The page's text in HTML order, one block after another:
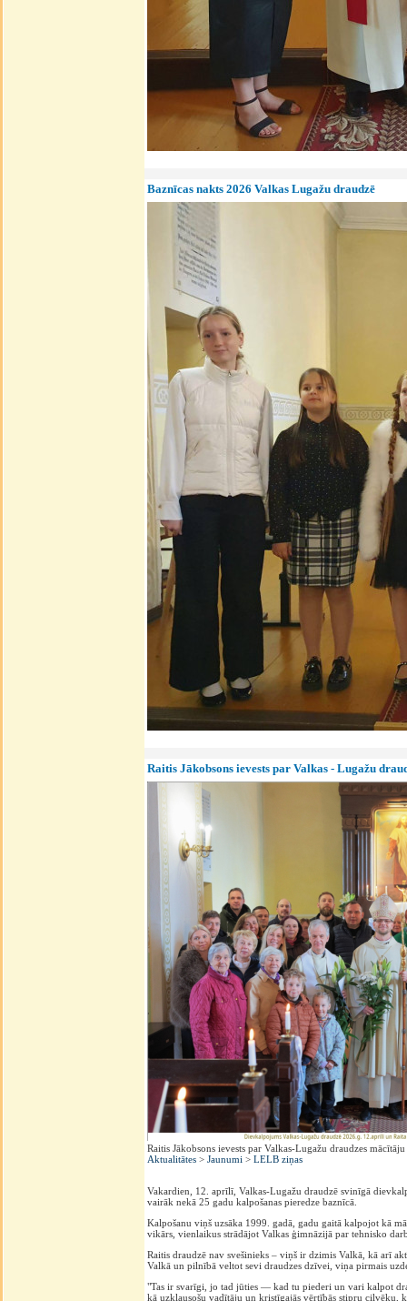
Baznīcas nakts 2026 Valkas Lugažu draudzē
Raitis Jākobsons ievests par Valkas - Lugažu
Raitis Jākobsons ievests par Valkas-Lugažu draudzes mācītāju
Aktualitātes > Jaunumi > LELB ziņas
Vakardien, 12. aprīlī, Valkas-Lugažu draudzē svinīgā
vairāk nekā 25 gadu kalpošanas pieredze baznīcā.
Kalpošanu viņš uzsāka 1999. gadā, gadu gaitā kalpojot kā
vikārs, vienlaikus strādājot Valkas ģimnāzijā par tehnisko
Raitis draudzē nav svešinieks – viņš ir dzimis Valkā, kā arī
Valkā un pilnībā veltot sevi draudzes dzīvei, viņa pirmais
"Tas ir svarīgi, jo tad jūties — kad tu piederi un vari kalpot
kā uzklausošu vadītāju un kristīgajās vērtībās stipru cilvēku,